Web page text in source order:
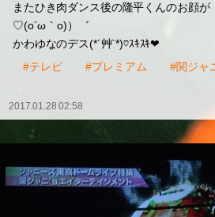
またひき肉ダンス後の隆平くんのお顔が
♡(o´ω｀o)）゛
かわゆなのデス(*´艸`*)♡ｽｷｽｷ❤
#テレビ
#プレミアム #関ジャ
2017.01.28 02:58